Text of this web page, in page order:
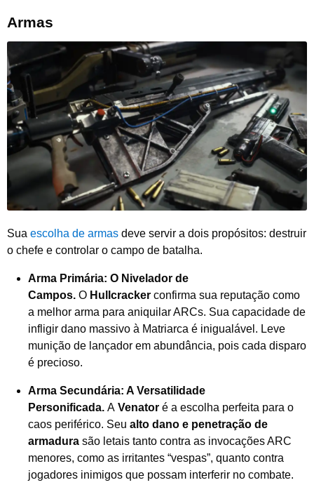
Armas
Sua escolha de armas deve servir a dois propósitos: destruir
o chefe e controlar o campo de batalha.
Arma Primária: O Nivelador de
Campos. O Hullcracker confirma sua reputação como
a melhor arma para aniquilar ARCs. Sua capacidade de
infligir dano massivo à Matriarca é inigualável. Leve
munição de lançador em abundância, pois cada disparo
é precioso.
Arma Secundária: A Versatilidade
Personificada. A Venator é a escolha perfeita para o
caos periférico. Seu alto dano e penetração de
armadura são letais tanto contra as invocações ARC
menores, como as irritantes “vespas”, quanto contra
jogadores inimigos que possam interferir no combate.